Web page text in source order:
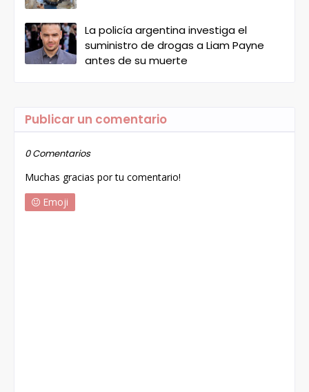
La policía argentina investiga el
suministro de drogas a Liam Payne
antes de su muerte
Publicar un comentario
0 Comentarios
Muchas gracias por tu comentario!
Emoji